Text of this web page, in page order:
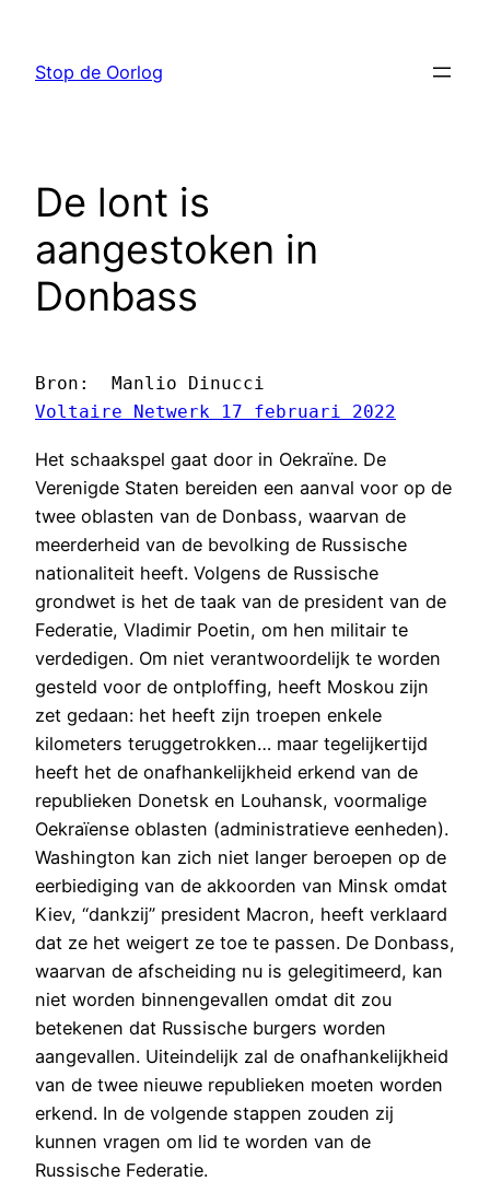
Stop de Oorlog
De lont is
aangestoken in
Donbass
Voltaire Netwerk 17 februari 2022
Het schaakspel gaat door in Oekraïne. De
Verenigde Staten bereiden een aanval voor op de
twee oblasten van de Donbass, waarvan de
meerderheid van de bevolking de Russische
nationaliteit heeft. Volgens de Russische
grondwet is het de taak van de president van de
Federatie, Vladimir Poetin, om hen militair te
verdedigen. Om niet verantwoordelijk te worden
gesteld voor de ontploffing, heeft Moskou zijn
zet gedaan: het heeft zijn troepen enkele
kilometers teruggetrokken… maar tegelijkertijd
heeft het de onafhankelijkheid erkend van de
republieken Donetsk en Louhansk, voormalige
Oekraïense oblasten (administratieve eenheden).
Washington kan zich niet langer beroepen op de
eerbiediging van de akkoorden van Minsk omdat
Kiev, “dankzij” president Macron, heeft verklaard
dat ze het weigert ze toe te passen. De Donbass,
waarvan de afscheiding nu is gelegitimeerd, kan
niet worden binnengevallen omdat dit zou
betekenen dat Russische burgers worden
aangevallen. Uiteindelijk zal de onafhankelijkheid
van de twee nieuwe republieken moeten worden
erkend. In de volgende stappen zouden zij
kunnen vragen om lid te worden van de
Russische Federatie.